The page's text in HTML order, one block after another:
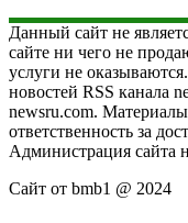
Данный сайт не
сайте ни чего не
услуги не
новостей RSS канала
newsru.com.
ответственность за
Администрация сайта
Сайт от bmb1 @ 2024